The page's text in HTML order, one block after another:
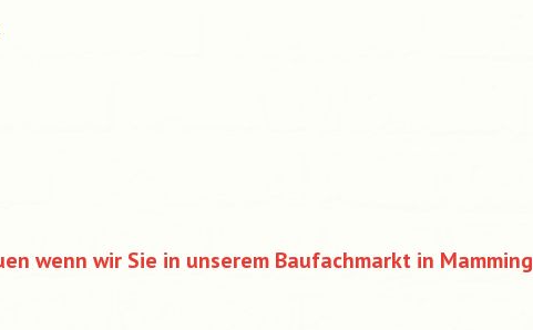
wenn wir Sie in unserem Baufachmarkt in Mamming